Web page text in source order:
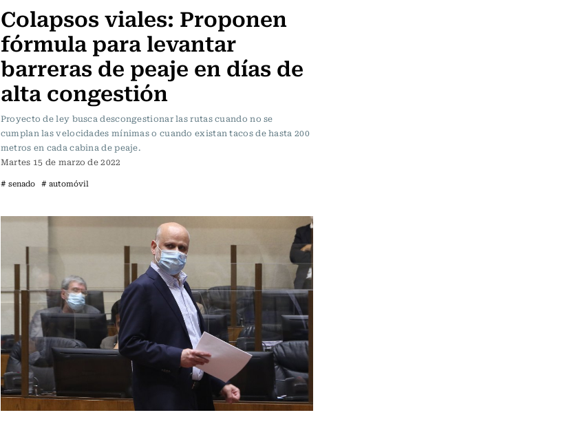
Colapsos viales: Proponen
fórmula para levantar
barreras de peaje en días de
alta congestión
Proyecto de ley busca descongestionar las rutas cuando no se
cumplan las velocidades mínimas o cuando existan tacos de hasta 200
metros en cada cabina de peaje.
Martes 15 de marzo de 2022
# senado # automóvil